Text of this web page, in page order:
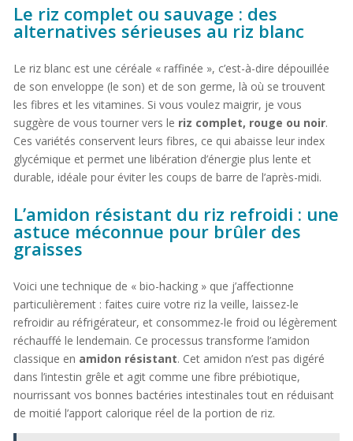
Le riz complet ou sauvage : des
alternatives sérieuses au riz blanc
Le riz blanc est une céréale « raffinée », c’est-à-dire dépouillée
de son enveloppe (le son) et de son germe, là où se trouvent
les fibres et les vitamines. Si vous voulez maigrir, je vous
suggère de vous tourner vers le riz complet, rouge ou noir.
Ces variétés conservent leurs fibres, ce qui abaisse leur index
glycémique et permet une libération d’énergie plus lente et
durable, idéale pour éviter les coups de barre de l’après-midi.
L’amidon résistant du riz refroidi : une
astuce méconnue pour brûler des
graisses
Voici une technique de « bio-hacking » que j’affectionne
particulièrement : faites cuire votre riz la veille, laissez-le
refroidir au réfrigérateur, et consommez-le froid ou légèrement
réchauffé le lendemain. Ce processus transforme l’amidon
classique en amidon résistant. Cet amidon n’est pas digéré
dans l’intestin grêle et agit comme une fibre prébiotique,
nourrissant vos bonnes bactéries intestinales tout en réduisant
de moitié l’apport calorique réel de la portion de riz.